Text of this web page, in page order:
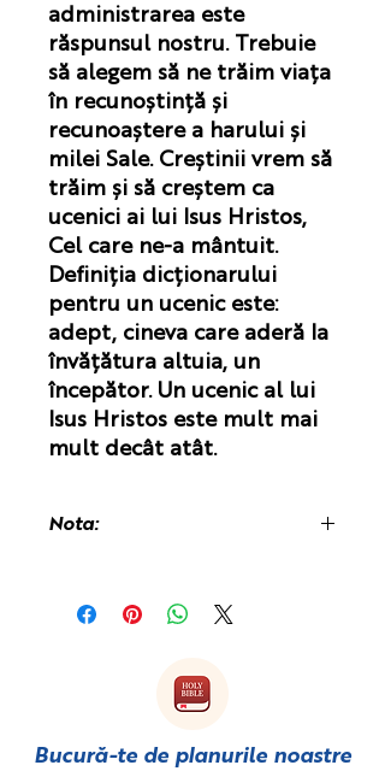
administrarea este
răspunsul nostru. Trebuie
să alegem să ne trăim viața
în recunoștință și
recunoaștere a harului și
milei Sale. Creștinii vrem să
trăim și să creștem ca
ucenici ai lui Isus Hristos,
Cel care ne-a mântuit.
Definiția dicționarului
pentru un ucenic este:
adept, cineva care aderă la
învățătura altuia, un
începător. Un ucenic al lui
Isus Hristos este mult mai
mult decât atât.
Nota:
deoarece aceasta este tipărită și
Bucură-te de planurile noastre